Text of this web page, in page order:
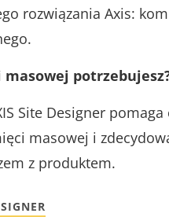
rozwiązania Axis:
Site Designer
masowej i
z produktem.